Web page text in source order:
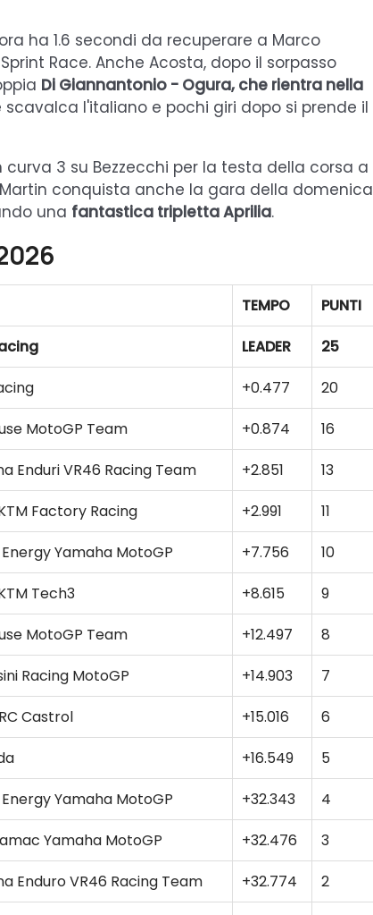
ha 1.6 secondi da recuperare a Marco
Race. Anche Acosta, dopo il sorpasso
Di Giannantonio - Ogura, che rientra nella
l'italiano e pochi giri dopo si prende il
curva 3 su Bezzecchi per la testa della corsa a
conquista anche la gara della domenica
una fantastica tripletta Aprilia.
TEMPO
PUNTI
LEADER
25
+0.477
20
MotoGP Team +0.874
16
Enduri VR46 Racing Team +2.851
13
Factory Racing +2.991
11
Yamaha MotoGP +7.756
10
Tech3 +8.615
9
MotoGP Team +12.497
8
Racing MotoGP +14.903
7
Castrol +15.016
6
+16.549
5
Yamaha MotoGP +32.343
4
Yamaha MotoGP +32.476
3
Enduro VR46 Racing Team +32.774
2